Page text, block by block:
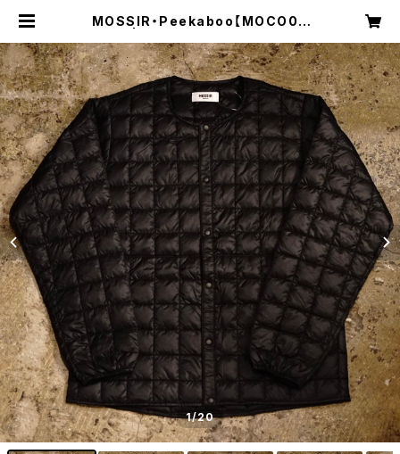
MOSSIR・Peekaboo【MOCO00
1/20